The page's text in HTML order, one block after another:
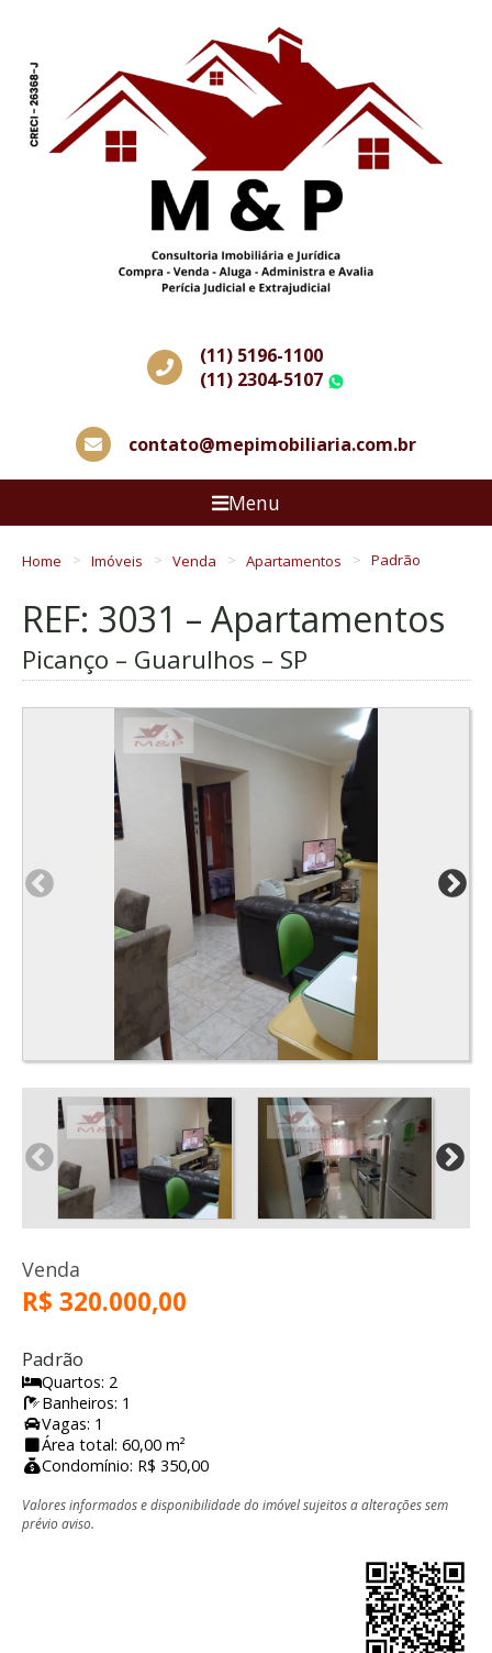
(11) 5196-1100
(11) 2304-5107
contato@mepimobiliaria.com.br
Menu
Home Imóveis Venda Apartamentos Padrão
REF: 3031 – Apartamentos
Picanço – Guarulhos – SP
Venda
R$ 320.000,00
Padrão
Quartos: 2
Banheiros: 1
Vagas: 1
Área total: 60,00 m²
Condomínio: R$ 350,00
Valores informados e disponibilidade do imóvel sujeitos a alterações sem
prévio aviso.